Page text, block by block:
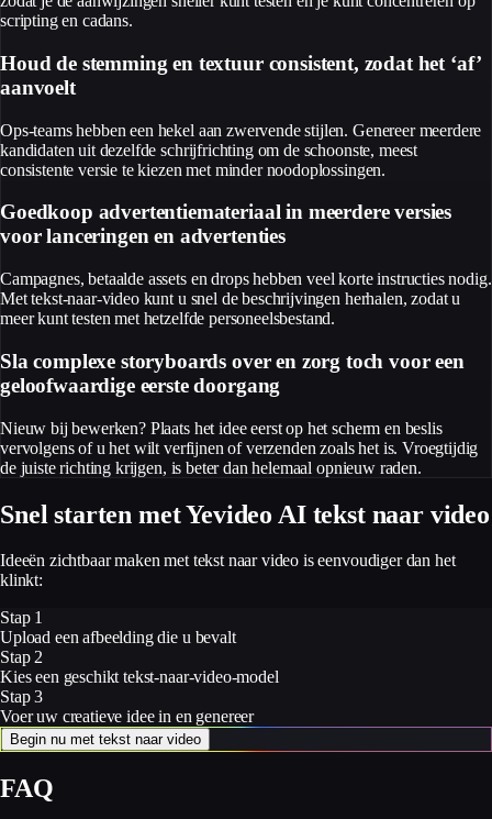
scripting en cadans.
Houd de stemming en textuur consistent, zodat het ‘af’
aanvoelt
Ops-teams hebben een hekel aan zwervende stijlen. Genereer meerdere
kandidaten uit dezelfde schrijfrichting om de schoonste, meest
consistente versie te kiezen met minder noodoplossingen.
Goedkoop advertentiemateriaal in meerdere versies
voor lanceringen en advertenties
Campagnes, betaalde assets en drops hebben veel korte instructies nodig.
Met tekst-naar-video kunt u snel de beschrijvingen herhalen, zodat u
meer kunt testen met hetzelfde personeelsbestand.
Sla complexe storyboards over en zorg toch voor een
geloofwaardige eerste doorgang
Nieuw bij bewerken? Plaats het idee eerst op het scherm en beslis
vervolgens of u het wilt verfijnen of verzenden zoals het is. Vroegtijdig
de juiste richting krijgen, is beter dan helemaal opnieuw raden.
Snel starten met Yevideo AI tekst naar video
Ideeën zichtbaar maken met tekst naar video is eenvoudiger dan het
klinkt:
Stap 1
Upload een afbeelding die u bevalt
Stap 2
Kies een geschikt tekst-naar-video-model
Stap 3
Voer uw creatieve idee in en genereer
Begin nu met tekst naar video
FAQ